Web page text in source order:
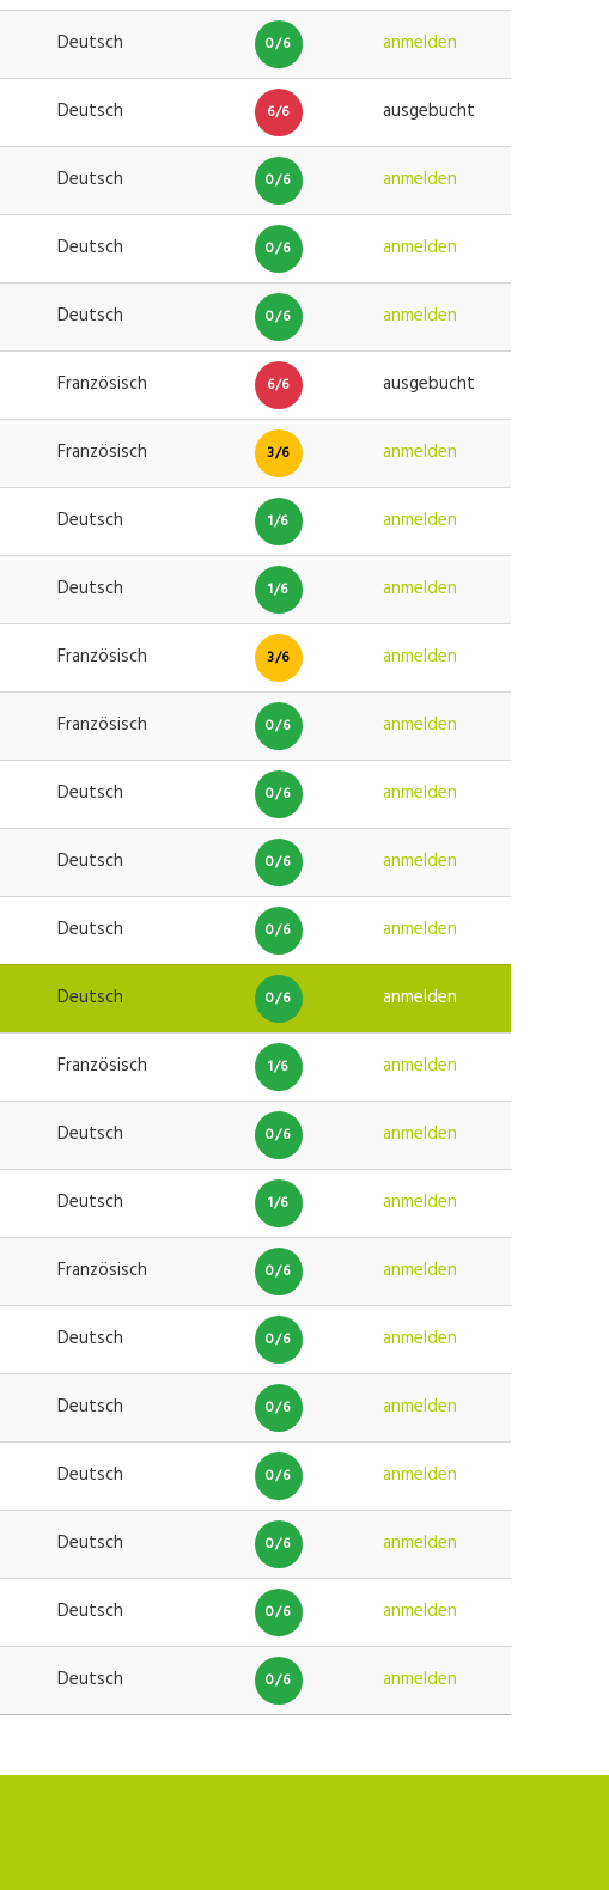
Deutsch 0/6 anmelden
Deutsch 6/6 ausgebucht
Deutsch 0/6 anmelden
Deutsch 0/6 anmelden
Deutsch 0/6 anmelden
Französisch 6/6 ausgebucht
Französisch 3/6 anmelden
Deutsch 1/6 anmelden
Deutsch 1/6 anmelden
Französisch 3/6 anmelden
Französisch 0/6 anmelden
Deutsch 0/6 anmelden
Deutsch 0/6 anmelden
Deutsch 0/6 anmelden
Deutsch 0/6 anmelden
Französisch 1/6 anmelden
Deutsch 0/6 anmelden
Deutsch 1/6 anmelden
Französisch 0/6 anmelden
Deutsch 0/6 anmelden
Deutsch 0/6 anmelden
Deutsch 0/6 anmelden
Deutsch 0/6 anmelden
Deutsch 0/6 anmelden
Deutsch 0/6 anmelden